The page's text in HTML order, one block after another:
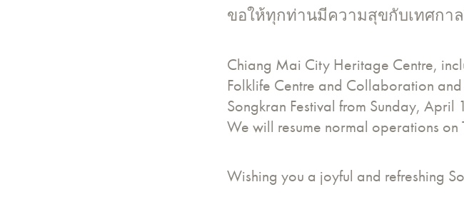
ขอให้ทุกท่านมีความสุขกับเทศกา
Chiang Mai City Heritage Centre,
Folklife Centre and Collaboration
Songkran Festival from Sunday,
We will resume normal operations
Wishing you a joyful and refreshing